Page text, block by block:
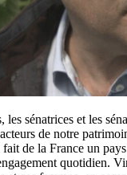
les sénatrices et les
de notre
de la France un
quotidien.